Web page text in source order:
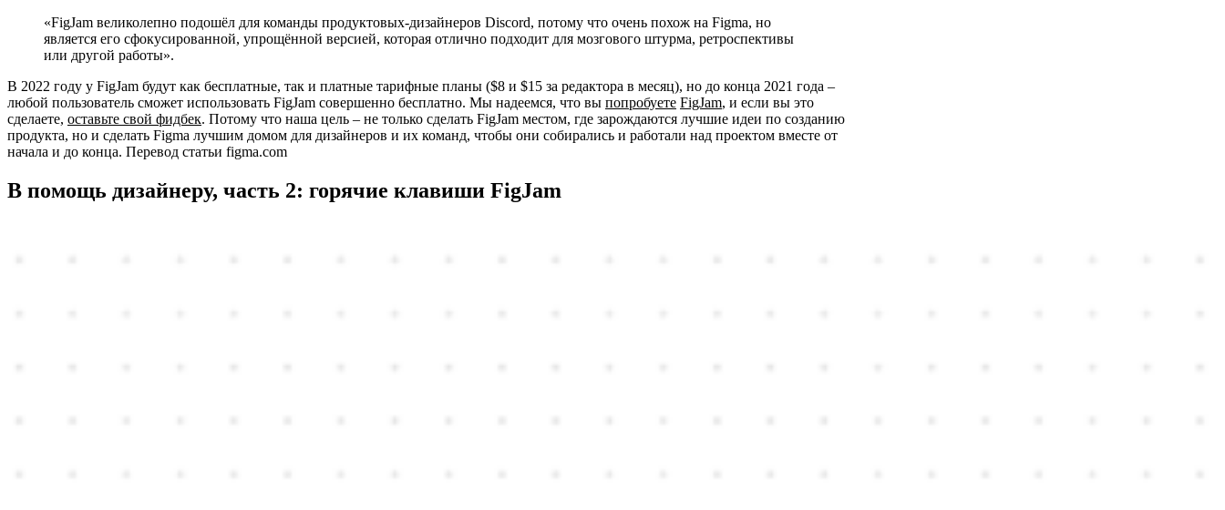
«FigJam великолепно подошёл для команды продуктовых-дизайнеров Discord, потому что очень похож на Figma, но
является его сфокусированной, упрощённой версией, которая отлично подходит для мозгового штурма, ретроспективы
или другой работы».
В 2022 году у FigJam будут как бесплатные, так и платные тарифные планы ($8 и $15 за редактора в месяц), но до конца 2021 года –
любой пользователь сможет использовать FigJam совершенно бесплатно. Мы надеемся, что вы попробуете FigJam, и если вы это
сделаете, оставьте свой фидбек. Потому что наша цель – не только сделать FigJam местом, где зарождаются лучшие идеи по созданию
продукта, но и сделать Figma лучшим домом для дизайнеров и их команд, чтобы они собирались и работали над проектом вместе от
начала и до конца. Перевод статьи figma.com
В помощь дизайнеру, часть 2: горячие клавиши FigJam